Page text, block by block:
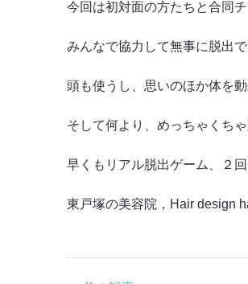
今回は初対面の方たちと合同チ
みんなで協力して無事に脱出で
頭も使うし、思いのほか体を
そして何より、めっちゃくち
早くもリアル脱出ゲーム、２
東戸塚の美容院，Hair design